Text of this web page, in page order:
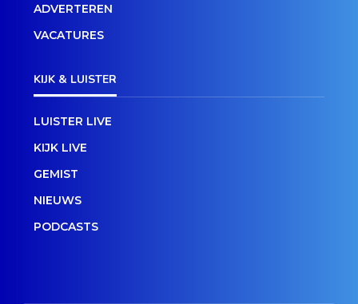
ADVERTEREN
VACATURES
KIJK & LUISTER
LUISTER LIVE
KIJK LIVE
GEMIST
NIEUWS
PODCASTS